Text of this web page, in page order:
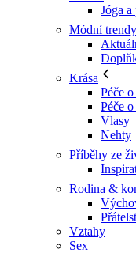
Jóga a
Módní trendy
Krása
Péče
Péče
Vlasy
Nehty
Příběhy ze
Rodina &
Vztahy
Sex